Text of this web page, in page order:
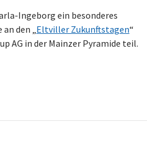
Ingeborg ein besonderes
den „Eltviller Zukunftstagen“
AG in der Mainzer Pyramide teil.